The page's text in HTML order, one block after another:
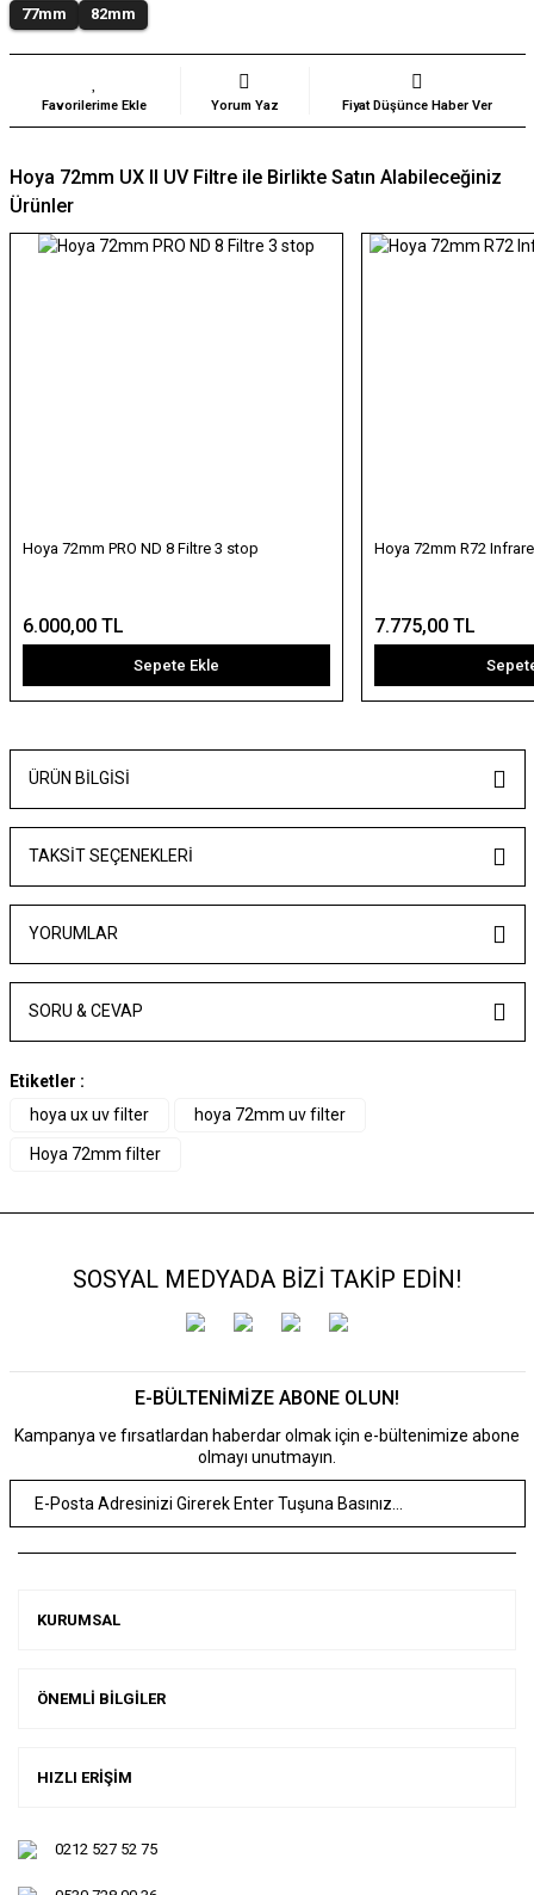
77mm 82mm
Yorum Yaz Fiyat Düşünce Haber Ver
Hoya 72mm UX II UV Filtre ile Birlikte Satın Alabileceğiniz
Ürünler
Hoya 72mm PRO ND 8 Filtre 3 stop
6.000,00 TL
Sepete Ekle
Hoya 72mm R72
7.775,00 TL
ÜRÜN BILGISI
TAKSIT SEÇENEKLERI
YORUMLAR
SORU & CEVAP
Etiketler :
hoya ux uv filter
hoya 72mm uv filter
Hoya 72mm filter
SOSYAL MEDYADA BİZİ TAKİP EDİN!
E-BÜLTENİMİZE ABONE OLUN!
Kampanya ve fırsatlardan haberdar olmak için e-bültenimize abone
olmayı unutmayın.
KURUMSAL
ÖNEMLİ BİLGİLER
HIZLI ERİŞİM
0212 527 52 75